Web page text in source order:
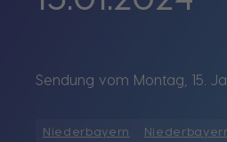
Sendung vom Montag, 15.
Niederbayern